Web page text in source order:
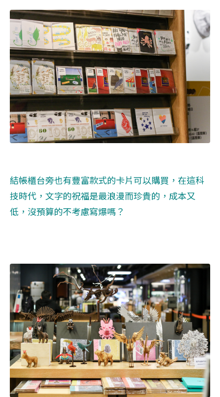
結帳櫃台旁也有豐富款式的卡片可以購買，在這科
技時代，文字的祝福是最浪漫而珍貴的，成本又
低，沒預算的不考慮寫爆嗎？